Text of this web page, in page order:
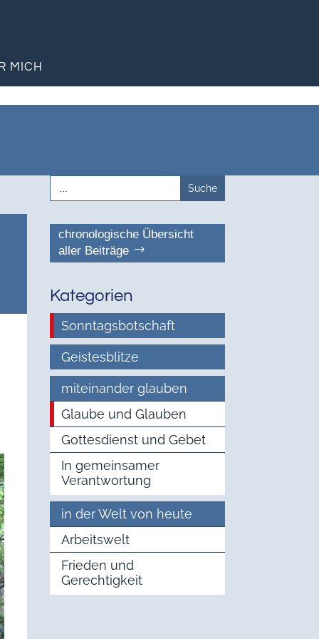
MICH
Search
for:
chronologische Übersicht
aller Beiträge
Kategorien
Sonntagsbotschaft
Geistesblitze
miteinander glauben
Glaube und Glauben
Gottesdienst und Gebet
In gemeinsamer
Verantwortung
in der Welt von heute
Arbeitswelt
Frieden und
Gerechtigkeit